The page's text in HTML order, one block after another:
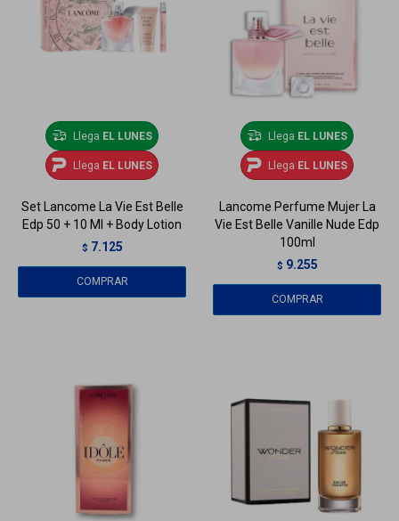
Llega EL LUNES
Llega EL LUNES
Set Lancome La Vie Est Belle
Edp 50 + 10 Ml + Body Lotion
$ 7.125
Llega EL LUNES
Llega EL LUNES
Lancome Perfume Mujer La
Vie Est Belle Vanille Nude Edp
100ml
$ 9.255